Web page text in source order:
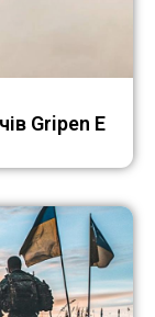
Gripen E